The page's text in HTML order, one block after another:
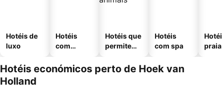
Hotéis de
luxo
Hotéis
com
Hotéis que
permitem
Hotéis
com spa
praia
Hotéis económicos perto de Hoek van
Holland